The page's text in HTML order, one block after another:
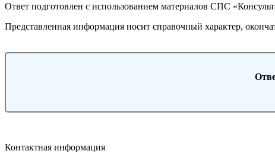
Ответ подготовлен с использованием материалов СПС
Представленная информация носит справочный характер,
Контактная информация